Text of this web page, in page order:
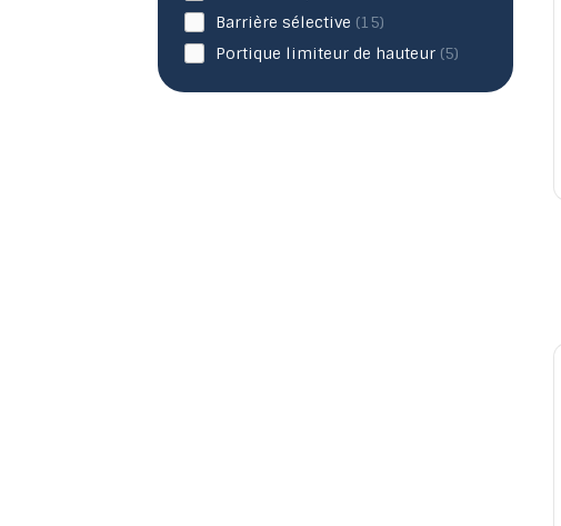
Barrière sélective (15)
Portique limiteur de hauteur (5)